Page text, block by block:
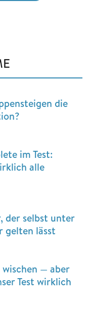
die
im Test:
alle
der selbst unter
gelten lässt
— aber
Test wirklich